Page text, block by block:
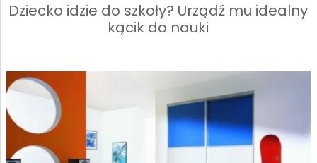
Dziecko idzie do szkoły? Urządź mu idealny
kącik do nauki